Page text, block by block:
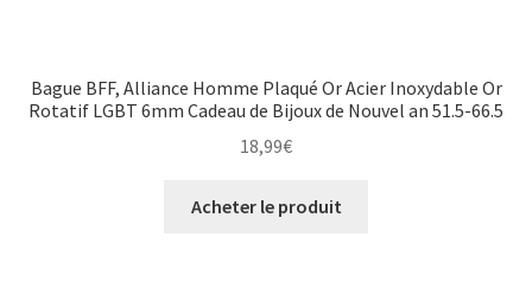
Bague BFF, Alliance Homme Plaqué Or Acier Inoxydable Or
Rotatif LGBT 6mm Cadeau de Bijoux de Nouvel an 51.5-66.5
18,99€
Acheter le produit